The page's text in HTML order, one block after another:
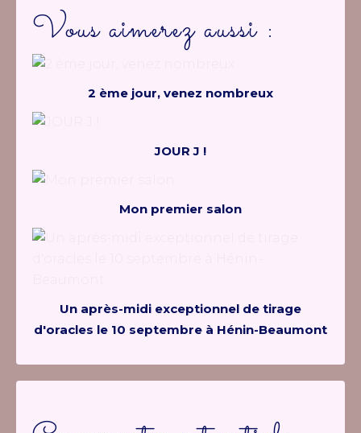
Vous aimerez aussi :
2 ème jour, venez nombreux
JOUR J !
Mon premier salon
Un après-midi exceptionnel de tirage
d'oracles le 10 septembre à Hénin-Beaumont